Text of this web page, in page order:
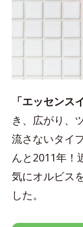
「エッセンス
き、広がり、
流さないタイ
んと2011年！
気にオルビス
した。